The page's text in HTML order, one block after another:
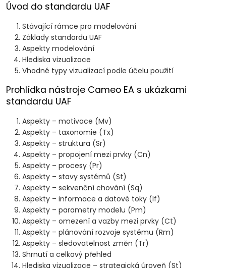
Úvod do standardu UAF
Stávající rámce pro modelování
Základy standardu UAF
Aspekty modelování
Hlediska vizualizace
Vhodné typy vizualizací podle účelu použití
Prohlídka nástroje Cameo EA s ukázkami
standardu UAF
Aspekty – motivace (Mv)
Aspekty – taxonomie (Tx)
Aspekty – struktura (Sr)
Aspekty – propojení mezi prvky (Cn)
Aspekty – procesy (Pr)
Aspekty – stavy systémů (St)
Aspekty – sekvenční chování (Sq)
Aspekty – informace a datové toky (If)
Aspekty – parametry modelu (Pm)
Aspekty – omezení a vazby mezi prvky (Ct)
Aspekty – plánování rozvoje systému (Rm)
Aspekty – sledovatelnost změn (Tr)
Shrnutí a celkový přehled
Hlediska vizualizace – strategická úroveň (St)